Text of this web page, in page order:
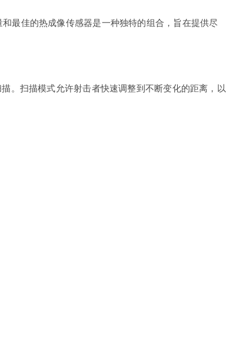
最佳的热成像传感器是一种独特的组合，旨在提供尽
。扫描模式允许射击者快速调整到不断变化的距离，以